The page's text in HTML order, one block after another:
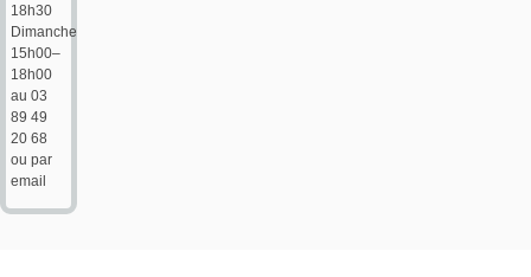
18h30
Dimanche
15h00–
18h00
au 03
89 49
20 68
ou par
email